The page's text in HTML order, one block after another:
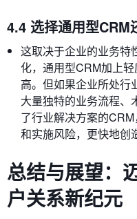
4.4 选择通用型CRM
这取决于企业的业务特
化，通用型CRM加上
高。但如果企业所处行
大量独特的业务流程、
了行业解决方案的
和实施风险，更快地创
总结与展望：
户关系新纪元